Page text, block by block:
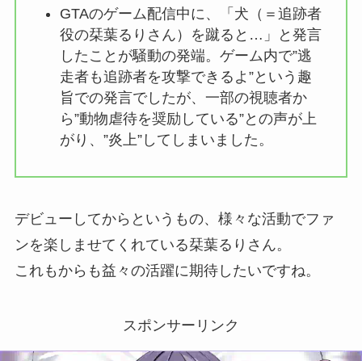
GTAのゲーム配信中に、「犬（＝追跡者
役の栞葉るりさん）を蹴ると…」と発言
したことが騒動の発端。ゲーム内で”逃
走者も追跡者を攻撃できるよ”という趣
旨での発言でしたが、一部の視聴者か
ら”動物虐待を奨励している”との声が上
がり、”炎上”してしまいました。
デビューしてからというもの、様々な活動でファ
ンを楽しませてくれている栞葉るりさん。
これもからも益々の活躍に期待したいですね。
スポンサーリンク